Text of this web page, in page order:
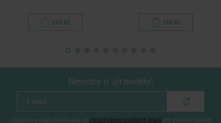
899 Kč 799 Kč
Nenechte si ujít novinky!
vložením e-mailu souhlasíte se zpracováním osobních údajů pro zasílání našeho